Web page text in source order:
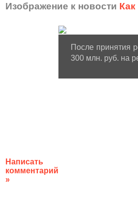
Изображение к новости
Написать
комментарий
»
После принятия
300 млн. руб. на